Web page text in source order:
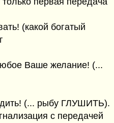
(какой богатый
Ваше желание! (...
(... рыбу ГЛУШИТЬ).
с передачей